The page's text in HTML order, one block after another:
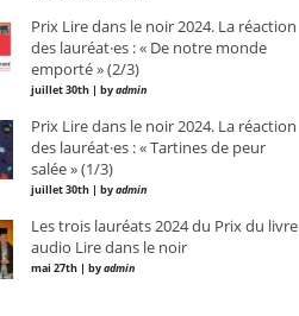
Prix Lire dans le noir 2024. La réaction
des lauréat·es : « De notre monde
emporté » (2/3)
juillet 30th | byadmin
Prix Lire dans le noir 2024. La réaction
des lauréat·es : « Tartines de peur
salée » (1/3)
juillet 30th | byadmin
Les trois lauréats 2024 du Prix du livre
audio Lire dans le noir
mai 27th | byadmin